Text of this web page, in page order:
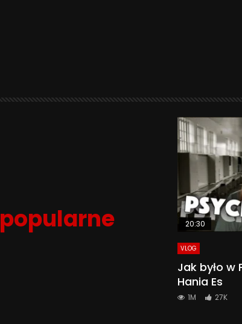
popularne 20:30
VLOG
Jak było w
Hania Es
1M 27K